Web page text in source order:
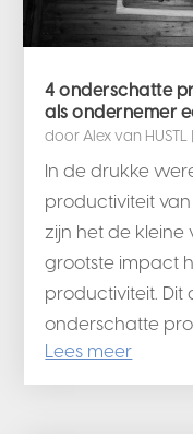
4 onderschatte
als ondernemer
doorAlex van HUSTL
In de drukke
productiviteit
zijn het de
grootste impact
productiviteit. Dit
onderschatte
Lees meer